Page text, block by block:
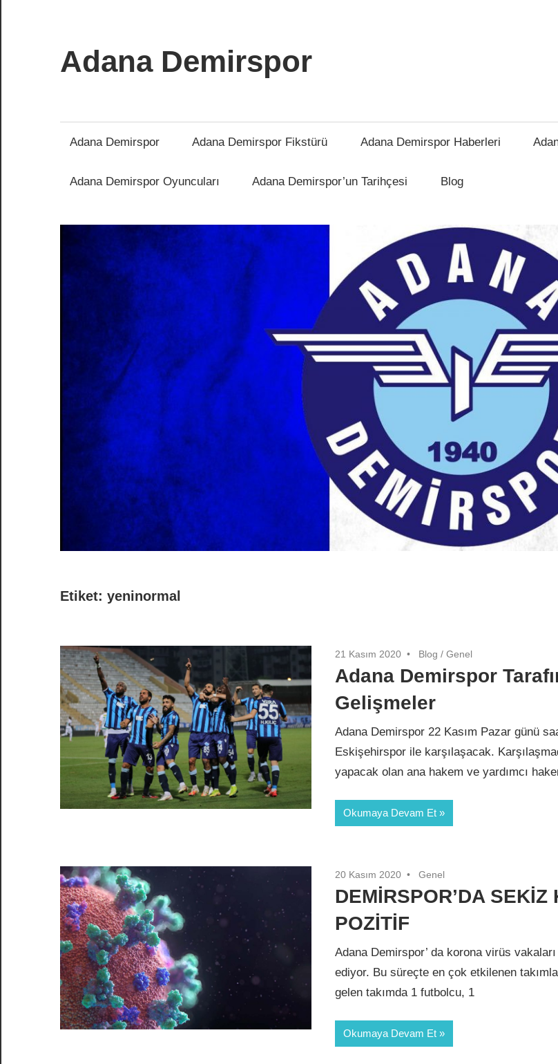
Adana Demirspor
Adana Demirspor Adana Demirspor Fikstürü Adana Demirspor Haberleri
Adana Demirspor Oyuncuları Adana Demirspor’un Tarihçesi Blog
Etiket: yeninormal
21 Kasım 2020 Blog /Genel
Adana Demirspor
Gelişmeler
Adana Demirspor 22 Kasım Pazar günü
Eskişehirspor ile karşılaşacak.
yapacak olan ana hakem ve yardımcı
Okumaya Devam Et
20 Kasım 2020 Genel
DEMİRSPOR’DA SEKİZ
POZİTİF
Adana Demirspor’ da korona virüs
ediyor. Bu süreçte en çok etkilenen
gelen takımda 1 futbolcu, 1
Okumaya Devam Et